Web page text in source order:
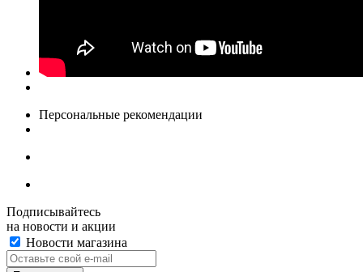
Персональные рекомендации
Подписывайтесь
на новости и акции
Новости магазина